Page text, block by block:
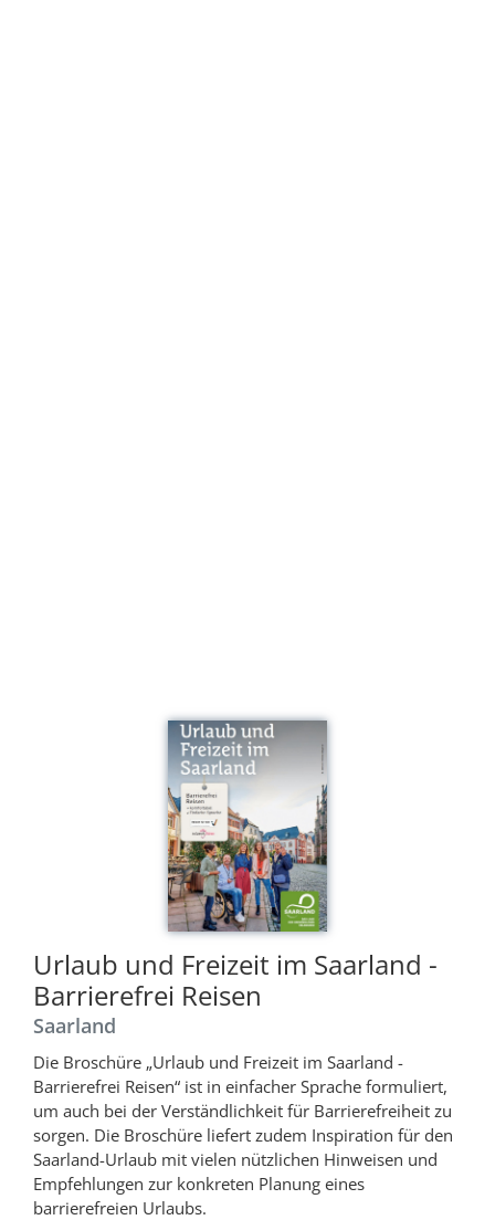
Urlaub und Freizeit im Saarland -
Barrierefrei Reisen
Saarland
Die Broschüre „Urlaub und Freizeit im Saarland -
Barrierefrei Reisen“ ist in einfacher Sprache formuliert,
um auch bei der Verständlichkeit für Barrierefreiheit zu
sorgen. Die Broschüre liefert zudem Inspiration für den
Saarland-Urlaub mit vielen nützlichen Hinweisen und
Empfehlungen zur konkreten Planung eines
barrierefreien Urlaubs.